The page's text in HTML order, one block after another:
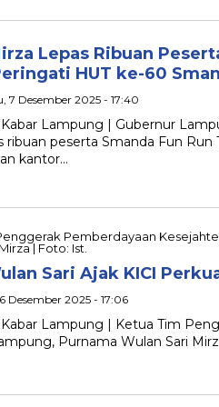
Lepas Ribuan
HUT ke-60
7 Desember 2025 - 17:40
Lampung | Gubernur
ribuan peserta Smanda Fun Run
kantor…
Sari Ajak KICI
Desember 2025 - 17:06
Lampung | Ketua Tim
Purnama Wulan Sari